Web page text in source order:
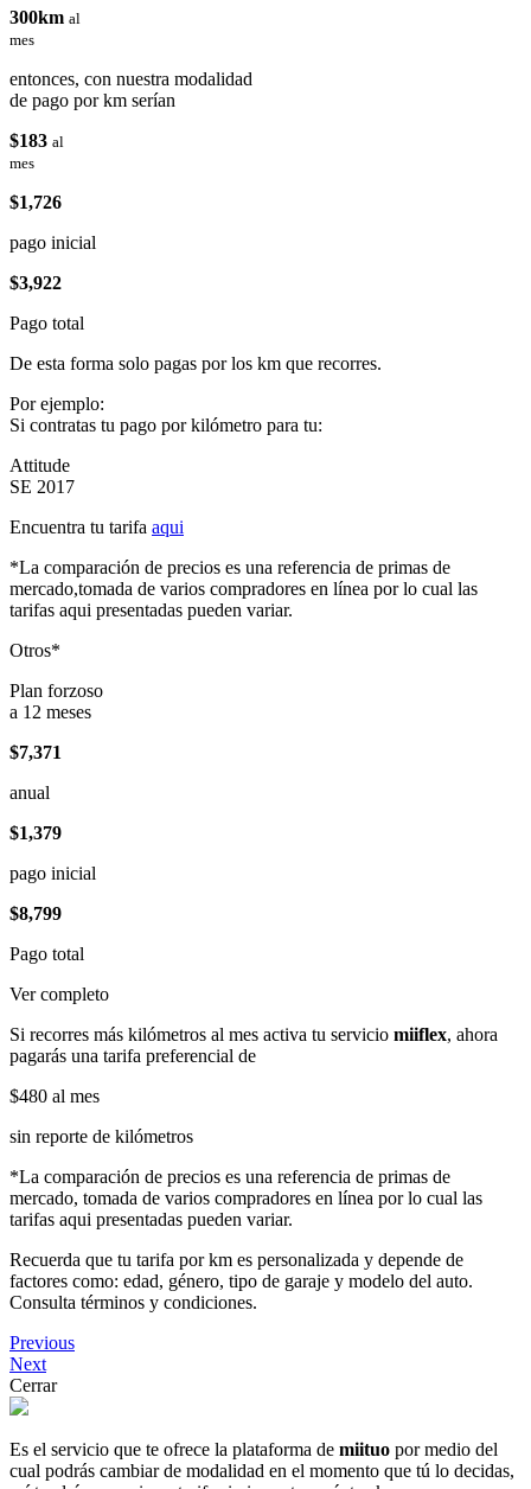
300km al
mes
entonces, con nuestra modalidad
de pago por km serían
$183 al
mes
$1,726
pago inicial
$3,922
Pago total
De esta forma solo pagas por los km que recorres.
Por ejemplo:
Si contratas tu pago por kilómetro para tu:
Attitude
SE 2017
Encuentra tu tarifa aqui
*La comparación de precios es una referencia de primas de
mercado,tomada de varios compradores en línea por lo cual las
tarifas aqui presentadas pueden variar.
Otros*
Plan forzoso
a 12 meses
$7,371
anual
$1,379
pago inicial
$8,799
Pago total
Ver completo
Si recorres más kilómetros al mes activa tu servicio miiflex, ahora
pagarás una tarifa preferencial de
$480 al mes
sin reporte de kilómetros
*La comparación de precios es una referencia de primas de
mercado, tomada de varios compradores en línea por lo cual las
tarifas aqui presentadas pueden variar.
Recuerda que tu tarifa por km es personalizada y depende de
factores como: edad, género, tipo de garaje y modelo del auto.
Consulta términos y condiciones.
Previous
Next
Cerrar
Es el servicio que te ofrece la plataforma de miituo por medio del
cual podrás cambiar de modalidad en el momento que tú lo decidas,